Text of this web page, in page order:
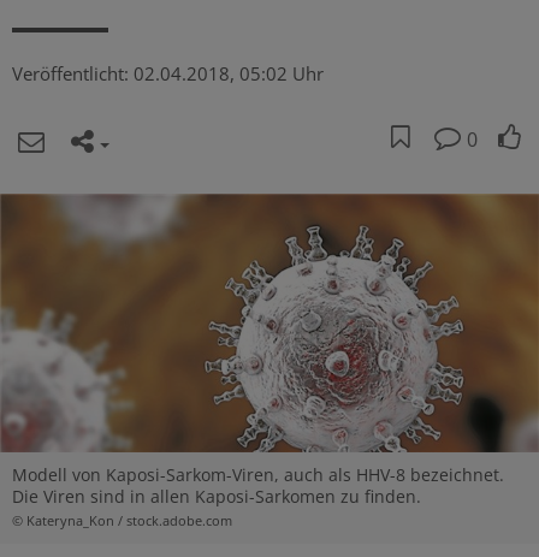
Veröffentlicht: 02.04.2018, 05:02 Uhr
0
Modell von Kaposi-Sarkom-Viren, auch als HHV-8 bezeichnet.
Die Viren sind in allen Kaposi-Sarkomen zu finden.
© Kateryna_Kon / stock.adobe.com